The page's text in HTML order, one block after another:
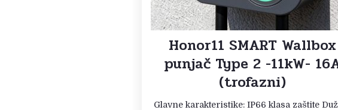
Honor11 SMART Wallbox
punjač Type 2 -11kW-
(trofazni)
Glavne karakteristike: IP66 klasa zaštite